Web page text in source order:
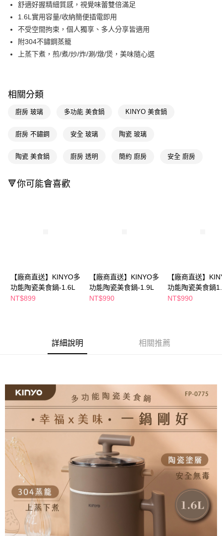
３．安心：先確認商品／服務後，再付款。
【「AFTEE先享後付」結帳流程】
１．於結帳方式選擇「AFTEE先享後付」後，將跳轉至「AFTEE先享後付」
結帳頁面，進行簡訊認證並確認金額後，即可完成結帳。
２．訂單成立數日內，您將收到繳費通知簡訊。
後付繳納相關費用。
是否繳費成功／繳費後需取消欲退款等相關疑問，請聯繫「AFTEE先享後付
易，需依本服務之必要範圍內提供個人資料，並將交易相關給付款項請求債
https://aftee.tw/terms/#terms3
每筆NT$100，滿NT$590(含以上)免運費
每筆NT$300
舒適好握精細質感，視覺味蕾雙倍滿足
1.6L實用容量/收納簡便插電即用
不受空間拘束，個人獨享、多人分享皆適用
附304不鏽鋼蒸籠
上蒸下煮，煎/煮/炒/炸/涮/燉/煲，美味隨心選
相關分類
廚房 玻璃 多功能 美食鍋 KINYO 美食鍋
廚房 不鏽鋼 安全 玻璃 陶瓷 玻璃
陶瓷 美食鍋 廚房 透明 簡約 廚房 安全 廚房
🔻你可能會喜歡
【廠商直送】KINYO多
功能陶瓷美食鍋-1.6L
NT$899
【廠商直送】KINYO多
功能陶瓷美食鍋-1.9L
NT$990
【廠商直送】
功能陶瓷美食鍋
白
NT$990
詳細說明 相關推薦